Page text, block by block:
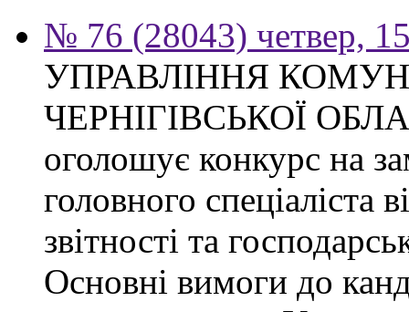
№ 76 (28043) четвер,
УПРАВЛІННЯ
ЧЕРНІГІВСЬКОЇ
оголошує конкурс на
головного спеціаліста
звітності та
Основні вимоги до